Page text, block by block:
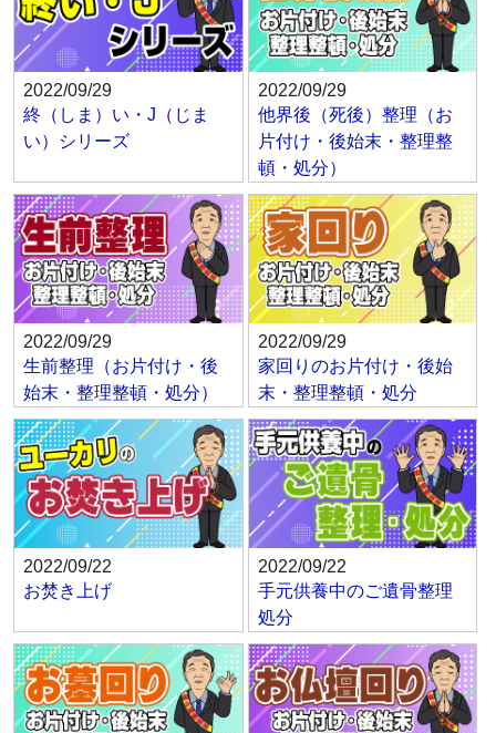
2022/09/29
終（しま）い・J（じま
い）シリーズ
2022/09/29
他界後（死後）整理（お
片付け・後始末・整理整
頓・処分）
2022/09/29
生前整理（お片付け・後
始末・整理整頓・処分）
2022/09/29
家回りのお片付け・後始
末・整理整頓・処分
2022/09/22
お焚き上げ
2022/09/22
手元供養中のご遺骨整理
処分